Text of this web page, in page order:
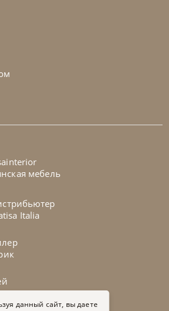
Arcus
дн
мебель
Italia
данный сайт, вы даете